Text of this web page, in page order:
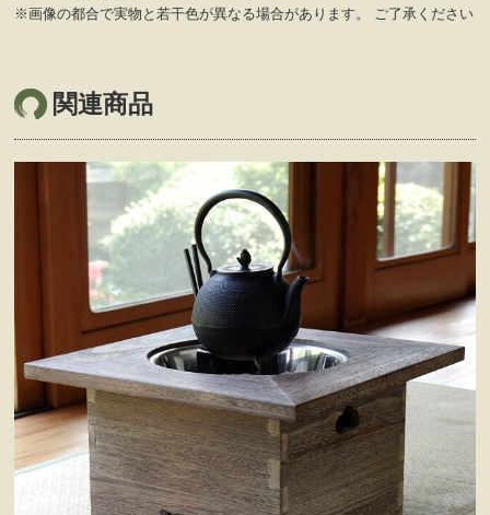
※画像の都合で実物と若干色が異なる場合があります。 ご了承ください
関連商品